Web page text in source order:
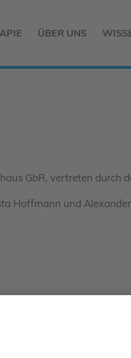
ÜBER UNS
GbR, vertreten durch
Hoffmann und